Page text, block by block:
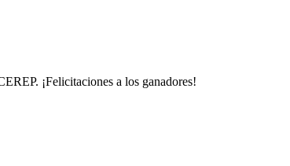
¡Felicitaciones a los ganadores!